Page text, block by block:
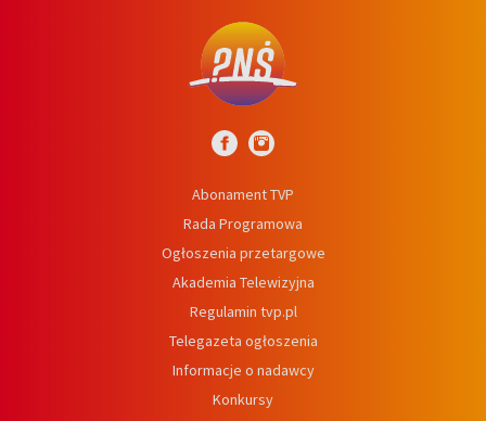
Abonament TVP
Rada Programowa
Ogłoszenia przetargowe
Akademia Telewizyjna
Regulamin tvp.pl
Telegazeta ogłoszenia
Informacje o nadawcy
Konkursy